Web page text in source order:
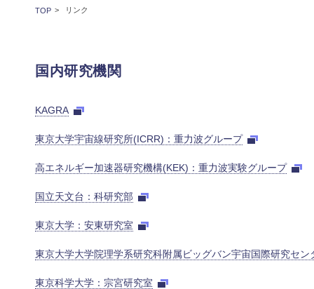
国内研究機関
KAGRA
東京大学宇宙線研究所(ICRR)：重力波グループ
高エネルギー加速器研究機構(KEK)：重力波実験グループ
国立天文台：科研究部
東京大学：安東研究室
東京大学大学院理学系研究科附属ビッグバン宇宙国際研究セン
東京科学大学：宗宮研究室
TOP > リンク